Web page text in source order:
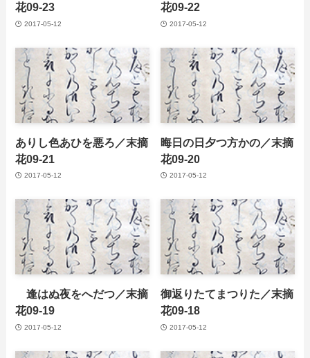
花09-23
2017-05-12
花09-22
2017-05-12
ありし色あひを悪ろ／末摘
花09-21
2017-05-12
晦日の日夕つ方かの／末摘
花09-20
2017-05-12
逢はぬ夜をへだつ／末摘
花09-19
2017-05-12
御返りたてまつりた／末摘
花09-18
2017-05-12